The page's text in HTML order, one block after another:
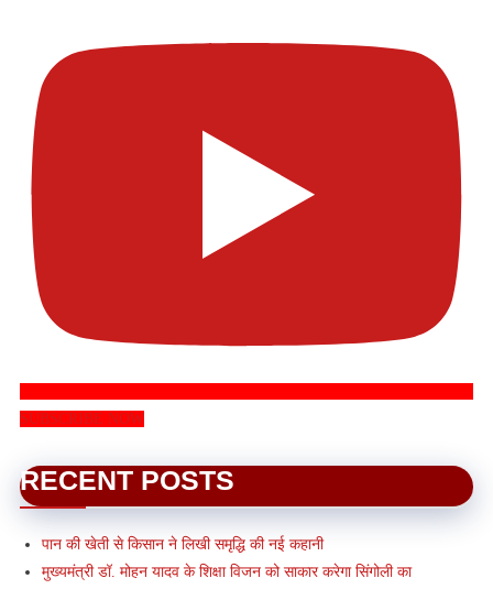
SUBSCRIBE NOW
RECENT POSTS
पान की खेती से किसान ने लिखी समृद्धि की नई कहानी
मुख्यमंत्री डॉ. मोहन यादव के शिक्षा विजन को साकार करेगा सिंगोली का